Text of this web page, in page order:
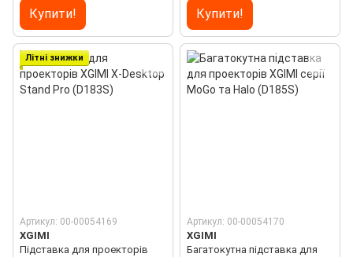
Купити! Купити!
Літні знижки
Артикул: 00-00054169
XGIMI
Підставка для проекторів
Артикул: 00-00054170
XGIMI
Багатокутна підставка для